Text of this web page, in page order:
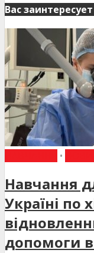
Вас заинтересует
•
Навчання
Україні по
допомоги